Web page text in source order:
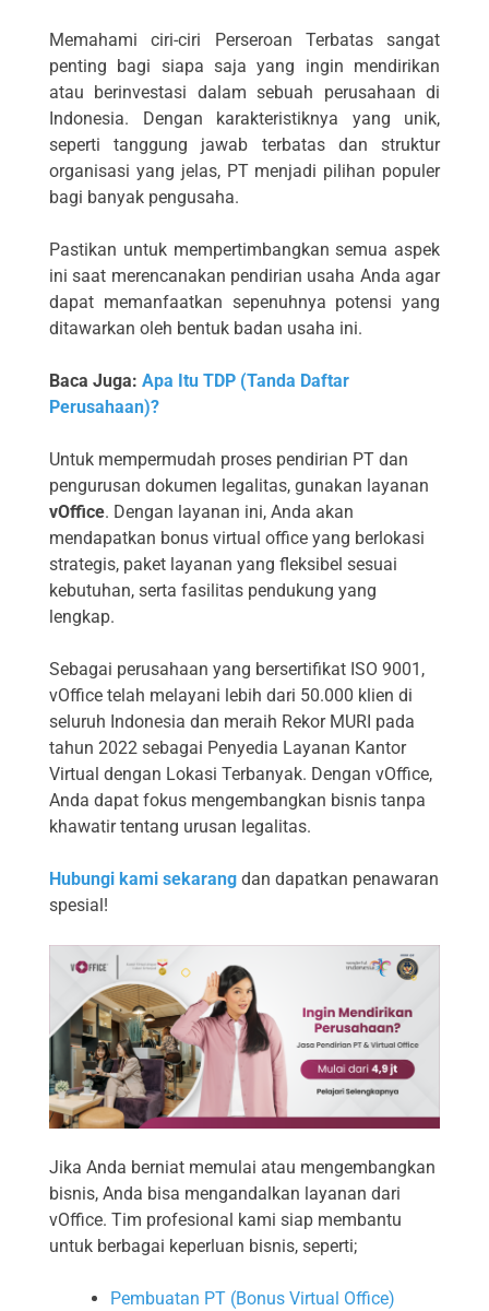
Memahami ciri-ciri Perseroan Terbatas sangat
penting bagi siapa saja yang ingin mendirikan
atau berinvestasi dalam sebuah perusahaan di
Indonesia. Dengan karakteristiknya yang unik,
seperti tanggung jawab terbatas dan struktur
organisasi yang jelas, PT menjadi pilihan populer
bagi banyak pengusaha.
Pastikan untuk mempertimbangkan semua aspek
ini saat merencanakan pendirian usaha Anda agar
dapat memanfaatkan sepenuhnya potensi yang
ditawarkan oleh bentuk badan usaha ini.
Baca Juga: Apa Itu TDP (Tanda Daftar
Perusahaan)?
Untuk mempermudah proses pendirian PT dan
pengurusan dokumen legalitas, gunakan layanan
vOffice. Dengan layanan ini, Anda akan
mendapatkan bonus virtual office yang berlokasi
strategis, paket layanan yang fleksibel sesuai
kebutuhan, serta fasilitas pendukung yang
lengkap.
Sebagai perusahaan yang bersertifikat ISO 9001,
vOffice telah melayani lebih dari 50.000 klien di
seluruh Indonesia dan meraih Rekor MURI pada
tahun 2022 sebagai Penyedia Layanan Kantor
Virtual dengan Lokasi Terbanyak. Dengan vOffice,
Anda dapat fokus mengembangkan bisnis tanpa
khawatir tentang urusan legalitas.
Hubungi kami sekarang dan dapatkan penawaran
spesial!
Jika Anda berniat memulai atau mengembangkan
bisnis, Anda bisa mengandalkan layanan dari
vOffice. Tim profesional kami siap membantu
untuk berbagai keperluan bisnis, seperti;
Pembuatan PT (Bonus Virtual Office)